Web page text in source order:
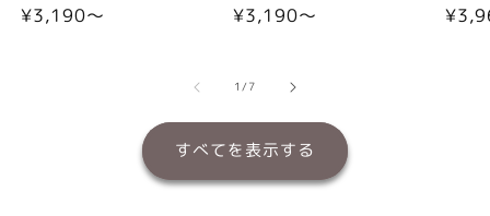
通
¥3,190〜
通
格
¥3,190〜
通
1/の
7
すべてを表示する